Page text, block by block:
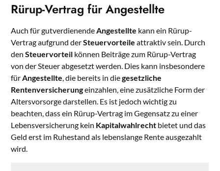
Rürup-Vertrag für Angestellte
Auch für gutverdienendeAngestellte kann ein Rürup-
Vertrag aufgrund derSteuervorteile attraktiv sein. Durch
denSteuervorteil können Beiträge zum Rürup-Vertrag
von der Steuer abgesetzt werden. Dies kann insbesondere
fürAngestellte, die bereits in diegesetzliche
Rentenversicherungeinzahlen, eine zusätzliche Form der
Altersvorsorge darstellen. Es ist jedoch wichtig zu
beachten, dass ein Rürup-Vertrag im Gegensatz zu einer
Lebensversicherung kein Kapitalwahlrecht bietet und das
Geld erst im Ruhestand als lebenslange Rente ausgezahlt
wird.